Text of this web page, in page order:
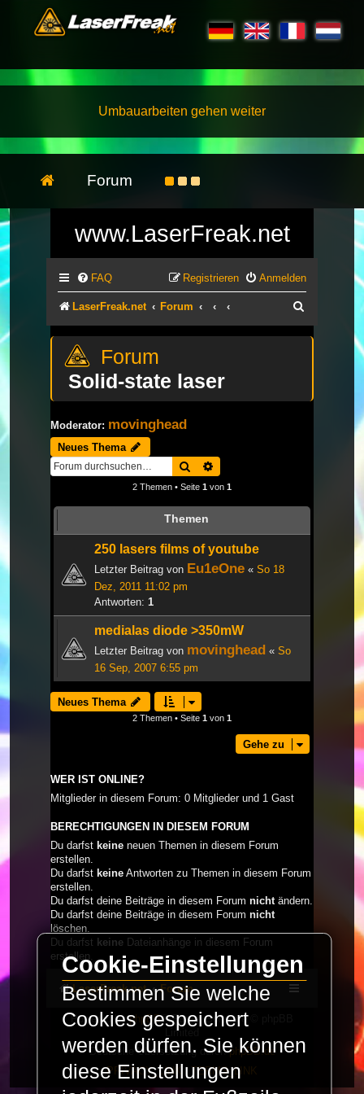
Umbauarbeiten gehen weiter
Forum
www.LaserFreak.net
FAQ Anmelden
Registrieren
LaserFreak.net Forum
Solid-state laser
Moderator: movinghead
Neues Thema
Suche
2 Themen • Seite 1 von 1
Themen
250 lasers films of youtube
Letzter Beitrag von Eu1eOne « So 18
Dez, 2011 11:02 pm
Antworten: 1
medialas diode >350mW
Letzter Beitrag von movinghead « So
16 Sep, 2007 6:55 pm
Neues Thema
2 Themen • Seite 1 von 1
Gehe zu
WER IST ONLINE?
Mitglieder in diesem Forum: 0 Mitglieder und 1 Gast
BERECHTIGUNGEN IN DIESEM FORUM
Du darfst keine neuen Themen in diesem Forum
erstellen.
Du darfst keine Antworten zu Themen in diesem Forum
erstellen.
Du darfst deine Beiträge in diesem Forum nichtändern.
Du darfst deine Beiträge in diesem Forum nicht
löschen.
Du darfst keine Dateianhänge in diesem Forum
erstellen.
LaserFreak.net Forum
Powered byphpBB® Forum Software © phpBB
Limited
Deutsche Übersetzung durchphpBB.de
PRIVACY_LINK | TERMS_LINK
Cookie-Einstellungen
Bestimmen Sie welche
Cookies gespeichert
werden dürfen. Sie können
diese Einstellungen